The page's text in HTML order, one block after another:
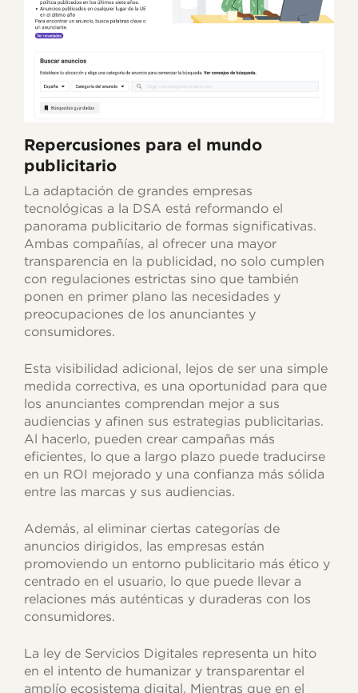
Repercusiones para el mundo
publicitario
La adaptación de grandes empresas
tecnológicas a la DSA está reformando el
panorama publicitario de formas significativas.
Ambas compañías, al ofrecer una mayor
transparencia en la publicidad, no solo cumplen
con regulaciones estrictas sino que también
ponen en primer plano las necesidades y
preocupaciones de los anunciantes y
consumidores.
Esta visibilidad adicional, lejos de ser una simple
medida correctiva, es una oportunidad para que
los anunciantes comprendan mejor a sus
audiencias y afinen sus estrategias publicitarias.
Al hacerlo, pueden crear campañas más
eficientes, lo que a largo plazo puede traducirse
en un ROI mejorado y una confianza más sólida
entre las marcas y sus audiencias.
Además, al eliminar ciertas categorías de
anuncios dirigidos, las empresas están
promoviendo un entorno publicitario más ético y
centrado en el usuario, lo que puede llevar a
relaciones más auténticas y duraderas con los
consumidores.
La ley de Servicios Digitales representa un hito
en el intento de humanizar y transparentar el
amplío ecosistema digital. Mientras que en el